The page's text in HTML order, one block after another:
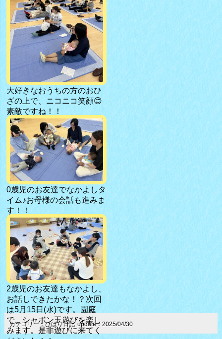
大好きなおうちの方のおひ
ざの上で、ニコニコ笑顔😊
素敵ですね！！
0歳児のお友達でなかよしタ
イム♪お母様の会話も進みま
す！！
2歳児のお友達もなかよし、
お話しできたかな！？次回
は5月15日(水)です。園庭
で、シャボン玉遊びを楽し
みます。是非遊びに来てく
カテゴリー：ひばり日記 update：2025/04/30